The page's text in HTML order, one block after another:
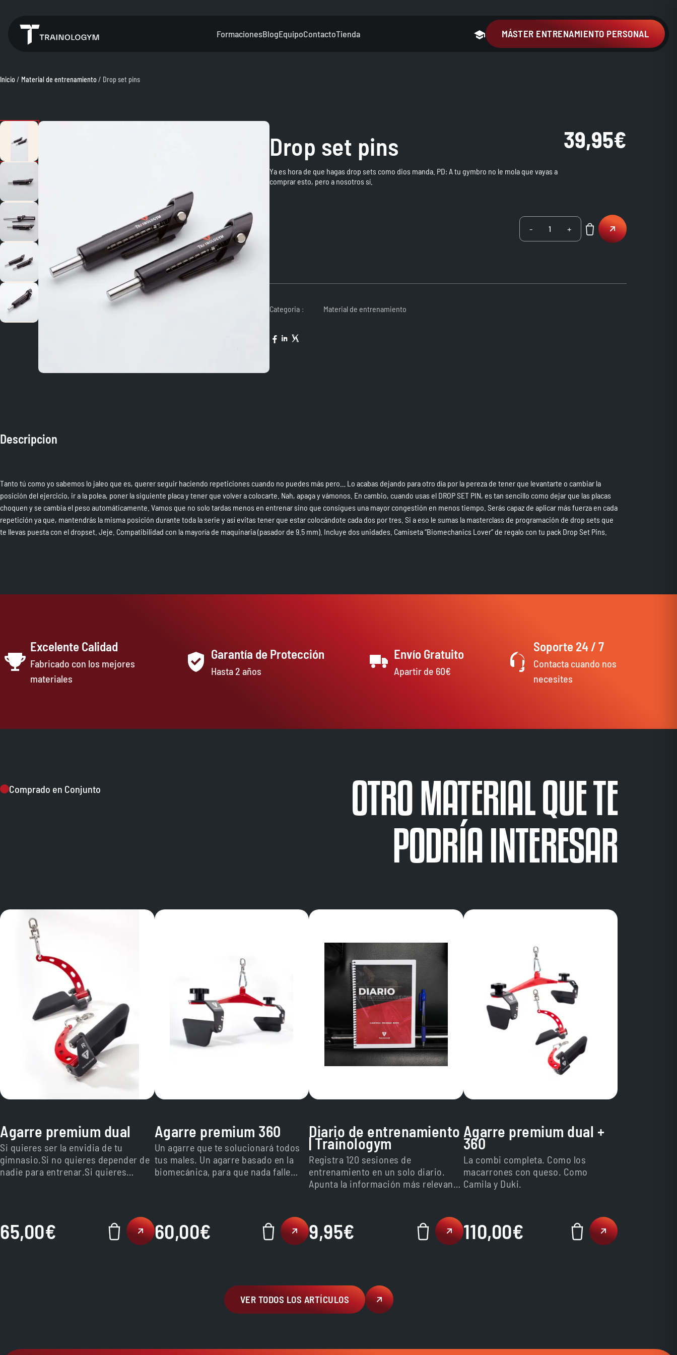
FormacionesBlogEquipoContactoTienda MÁSTER ENTRENAMIENTO PERSONAL
Inicio/ Material de entrenamiento/ Drop set pins
Drop set pins 39,95€
Ya es hora de que hagas drop sets como dios manda. PD: A tu gymbro no le mola que vayas a
comprar esto, pero a nosotros sí.
- 1 +
Categoria Material de entrenamiento
Descripcion
Tanto tú como yo sabemos lo jaleo que es, querer seguir haciendo repeticiones cuando no puedes más pero… Lo acabas dejando para otro día por la pereza de tener que levantarte o cambiar la
posición del ejercicio, ir a la polea, poner la siguiente placa y tener que volver a colocarte. Nah, apaga y vámonos. En cambio, cuando usas el DROP SET PIN, es tan sencillo como dejar que las placas
choquen y se cambia el peso automáticamente. Vamos que no solo tardas menos en entrenar sino que consigues una mayor congestión en menos tiempo. Serás capaz de aplicar más fuerza en cada
repetición ya que, mantendrás la misma posición durante toda la serie y así evitas tener que estar colocándote cada dos por tres. Si a eso le sumas la masterclass de programación de drop sets que
te llevas puesta con el dropset. Jeje. Compatibilidad con la mayoría de maquinaria (pasador de 9.5 mm). Incluye dos unidades. Camiseta “Biomechanics Lover” de regalo con tu pack Drop Set Pins.
Excelente Calidad
Fabricado con los mejores
materiales
Garantía de Protección
Hasta 2 años
Envío Gratuito
Apartir de 60€
Soporte 24 / 7
Contacta cuando nos
necesites
Comprado en Conjunto
OTRO MATERIAL QUE TE
PODRÍA INTERESAR
Agarre premium dual
Si quieres ser la envidia de tu
gimnasio.Si no quieres depender de
nadie para entrenar.Si quieres
65,00€
Agarre premium 360
Un agarre que te solucionará todos
tus males. Un agarre basado en la
biomecánica, para que nada falle
60,00€
Diario de entrenamiento
| Trainologym
Registra 120 sesiones de
entrenamiento en un solo diario.
Apunta la información más relevante
para evitar que se doblen las
páginas. Dentro recibirás un
pequeño regalo además de un
disfruta :) Envíos exclusivos en
península y Baleares.
9,95€
Agarre premium dual +
360
La combi completa. Como los
macarrones con queso. Como
Camila y Duki.
110,00€
VER TODOS LOS ARTÍCULOS